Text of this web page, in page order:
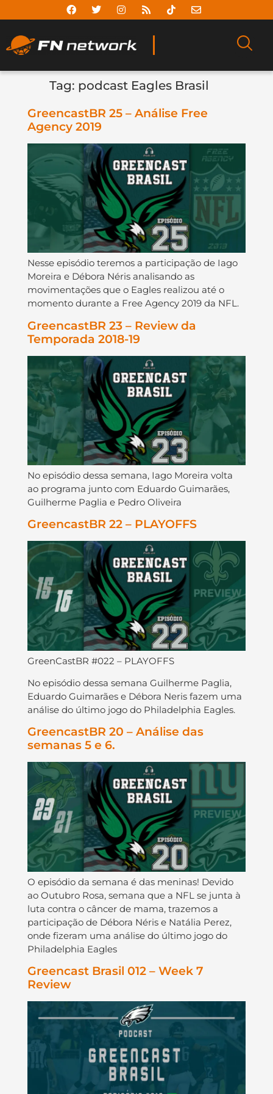
Tag: podcast Eagles Brasil
GreencastBR 25 – Análise Free
Agency 2019
Nesse episódio teremos a participação de Iago
Moreira e Débora Néris analisando as
movimentações que o Eagles realizou até o
momento durante a Free Agency 2019 da NFL.
GreencastBR 23 – Review da
Temporada 2018-19
No episódio dessa semana, Iago Moreira volta
ao programa junto com Eduardo Guimarães,
Guilherme Paglia e Pedro Oliveira
GreencastBR 22 – PLAYOFFS
GreenCastBR #022 – PLAYOFFS
No episódio dessa semana Guilherme Paglia,
Eduardo Guimarães e Débora Neris fazem uma
análise do último jogo do Philadelphia Eagles.
GreencastBR 20 – Análise das
semanas 5 e 6.
O episódio da semana é das meninas! Devido
ao Outubro Rosa, semana que a NFL se junta à
luta contra o câncer de mama, trazemos a
participação de Débora Néris e Natália Perez,
onde fizeram uma análise do último jogo do
Philadelphia Eagles
Greencast Brasil 012 – Week 7
Review